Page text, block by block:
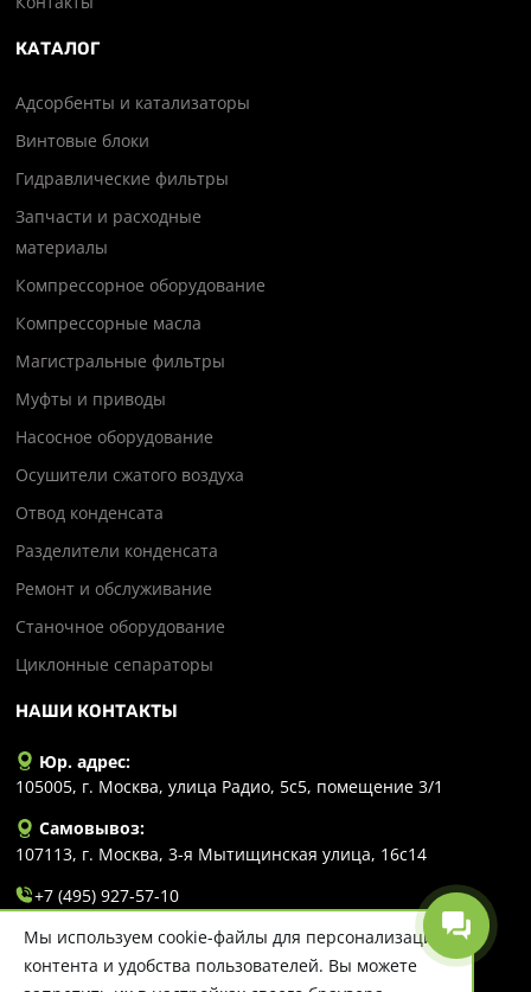
КАТАЛОГ
Адсорбенты и катализаторы
Винтовые блоки
Гидравлические фильтры
Запчасти и расходные
материалы
Компрессорное оборудование
Компрессорные масла
Магистральные фильтры
Муфты и приводы
Насосное оборудование
Осушители сжатого воздуха
Отвод конденсата
Разделители конденсата
Ремонт и обслуживание
Станочное оборудование
Циклонные сепараторы
НАШИ КОНТАКТЫ
Юр. адрес:
105005, г. Москва, улица Радио, 5с5, помещение 3/1
Самовывоз:
107113, г. Москва, 3-я Мытищинская улица, 16с14
+7 (495) 927-57-10
info@evlart.ru
Мы используем cookie-файлы для персонализации
контента и удобства пользователей. Вы можете